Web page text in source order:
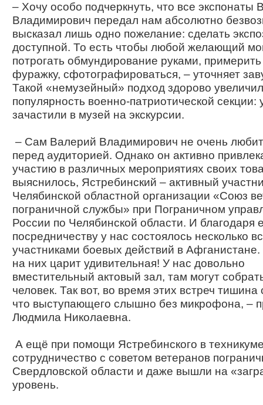
– Хочу особо подчеркнуть, что все экспонаты
Владимирович передал нам абсолютно
высказал лишь одно пожелание: сделать
доступной. То есть чтобы любой желающий
потрогать обмундирование руками, примерить
фуражку, сфотографироваться, – уточняет
Такой «немузейный» подход здорово увеличил
популярность военно-патриотической секции:
зачастили в музей на экскурсии.
– Сам Валерий Владимирович не очень
перед аудиторией. Однако он активно
участию в различных мероприятиях своих
выяснилось, Ястребинский – активный
Челябинской областной организации «Союз
пограничной службы» при Пограничном
России по Челябинской области. И благодаря
посредничеству у нас состоялось несколько
участниками боевых дей­ствий в
на них царит удивительная! У нас довольно
вместительный актовый зал, там могут
человек. Так вот, во время этих встреч тишина
что выступающего слышно без микрофона, –
Людмила Николаевна.
А ещё при помощи Ястребинского в
сотрудничество с советом ветеранов
Свердловской области и даже вышли на
уровень.